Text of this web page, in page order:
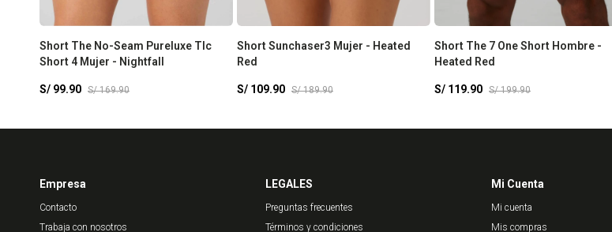
Short The No-Seam Pureluxe Tlc
Short 4 Mujer - Nightfall
S/ 99.90 S/ 169.90
Short Sunchaser3 Mujer - Heated
Red
S/ 109.90 S/ 189.90
Short The 7 One Short Hombre -
Heated Red
S/ 119.90 S/ 199.90
Empresa
Contacto
Trabaja con nosotros
LEGALES
Preguntas frecuentes
Términos y condiciones
Mi Cuenta
Mi cuenta
Mis compras